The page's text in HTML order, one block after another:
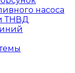
насоса
ТНВД